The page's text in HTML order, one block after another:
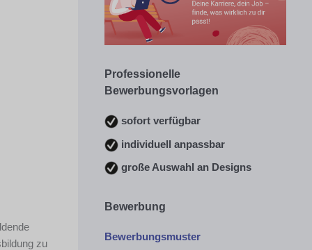
zu
Professionelle
Bewerbungsvorlagen
sofort verfügbar
individuell anpassbar
große Auswahl an Designs
Bewerbung
Bewerbungsmuster